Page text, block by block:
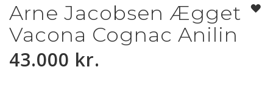
Gå
til
starten
af
billedgalleriet
Arne Jacobsen Ægget
Vacona Cognac Anilin
43.000 kr.